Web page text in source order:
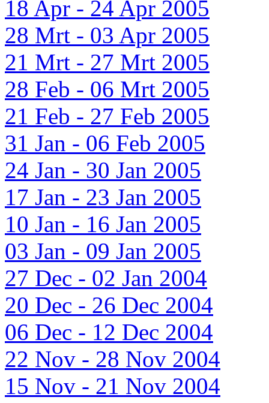
18 Apr - 24 Apr 2005
28 Mrt - 03 Apr 2005
21 Mrt - 27 Mrt 2005
28 Feb - 06 Mrt 2005
21 Feb - 27 Feb 2005
31 Jan - 06 Feb 2005
24 Jan - 30 Jan 2005
17 Jan - 23 Jan 2005
10 Jan - 16 Jan 2005
03 Jan - 09 Jan 2005
27 Dec - 02 Jan 2004
20 Dec - 26 Dec 2004
06 Dec - 12 Dec 2004
22 Nov - 28 Nov 2004
15 Nov - 21 Nov 2004